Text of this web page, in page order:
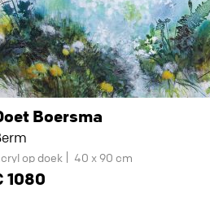
Boersma
op doek 40 x 90 cm
1080